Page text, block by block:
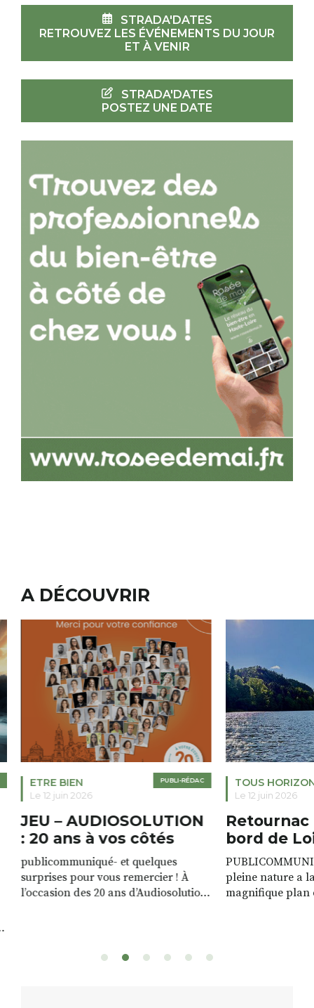
STRADA'DATES
RETROUVEZ LES ÉVÉNEMENTS DU JOUR
ET À VENIR
STRADA'DATES
POSTEZ UNE DATE
A DÉCOUVRIR
PUBLI-RÉDAC
ETRE BIEN
Le 12 juin 2026
JEU – AUDIOSOLUTION
: 20 ans à vos côtés
publicommuniqué- et quelques
surprises pour vous remercier ! À
l’occasion des 20 ans d’Audiosolution,
sont à gagner, sélectionnés auprès
TOUS
Le 12 juin 2026
Retournac
bord de
pleine nature a
magnifique plan